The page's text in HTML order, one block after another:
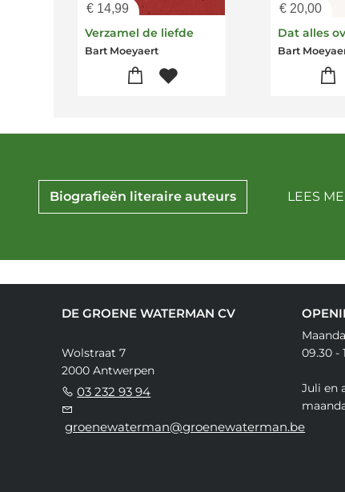
€ 14,99
Verzamel de liefde
Bart Moeyaert
€ 20,00
Bart
Biografieën literaire auteurs LEES
DE GROENE WATERMAN CV
Wolstraat 7
2000 Antwerpen
03 232 93 94
groenewaterman@groenewaterman.be
09.30 -
Juli en